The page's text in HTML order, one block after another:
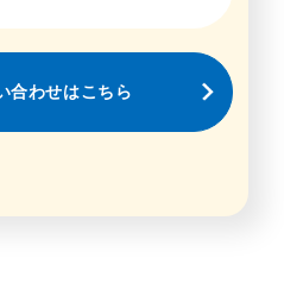
合わせはこちら